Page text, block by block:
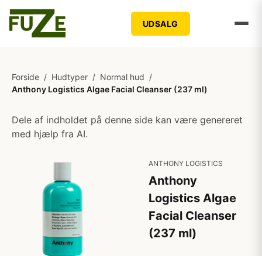
UDSALG
Forside / Hudtyper / Normal hud /
Anthony Logistics Algae Facial Cleanser (237 ml)
Dele af indholdet på denne side kan være genereret
med hjælp fra AI.
ANTHONY LOGISTICS
Anthony
Logistics Algae
Facial Cleanser
(237 ml)